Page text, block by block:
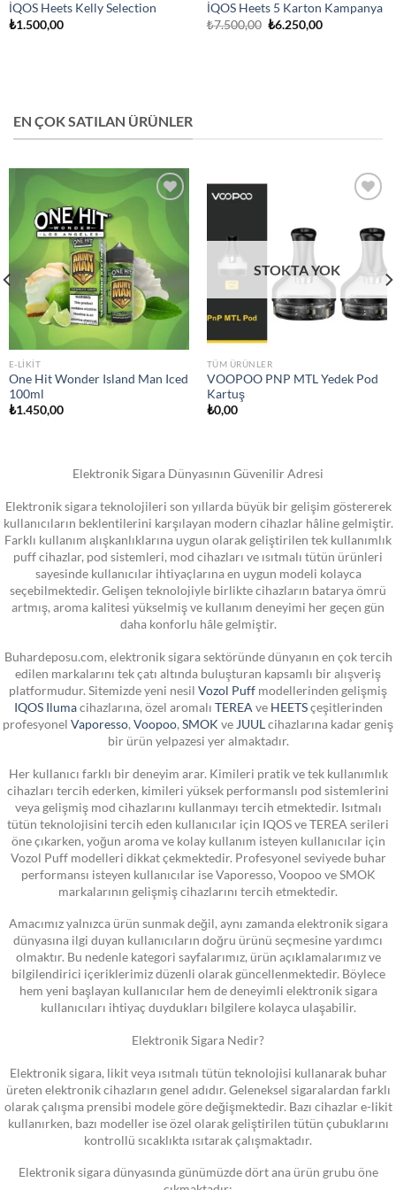
İQOS Heets Kelly Selection
₺1.500,00
İQOS Heets 5 Karton Kampanya
₺7.500,00 Orijinal
₺6.250,00Şu
EN ÇOK SATILAN ÜRÜNLER
wishlist
E-LIKIT
One Hit Wonder Island Man Iced
100ml
₺1.450,00
STOKTA YOK
TÜM ÜRÜNLER
VOOPOO PNP MTL Yedek Pod
Kartuş
₺0,00
Elektronik Sigara Dünyasının Güvenilir Adresi
Elektronik sigara teknolojileri son yıllarda büyük bir gelişim göstererek
kullanıcıların beklentilerini karşılayan modern cihazlar hâline gelmiştir.
Farklı kullanım alışkanlıklarına uygun olarak geliştirilen tek kullanımlık
puff cihazlar, pod sistemleri, mod cihazları ve ısıtmalı tütün ürünleri
sayesinde kullanıcılar ihtiyaçlarına en uygun modeli kolayca
seçebilmektedir. Gelişen teknolojiyle birlikte cihazların batarya ömrü
artmış, aroma kalitesi yükselmiş ve kullanım deneyimi her geçen gün
daha konforlu hâle gelmiştir.
Buhardeposu.com, elektronik sigara sektöründe dünyanın en çok tercih
edilen markalarını tek çatı altında buluşturan kapsamlı bir alışveriş
platformudur. Sitemizde yeni nesil Vozol Puff modellerinden gelişmiş
IQOS Ilumacihazlarına, özel aromalı TEREA ve HEETSçeşitlerinden
profesyonel Vaporesso Voopoo SMOK ve JUUL cihazlarına kadar geniş
bir ürün yelpazesi yer almaktadır.
Her kullanıcı farklı bir deneyim arar. Kimileri pratik ve tek kullanımlık
cihazları tercih ederken, kimileri yüksek performanslı pod sistemlerini
veya gelişmiş mod cihazlarını kullanmayı tercih etmektedir. Isıtmalı
tütün teknolojisini tercih eden kullanıcılar için IQOS ve TEREA serileri
öne çıkarken, yoğun aroma ve kolay kullanım isteyen kullanıcılar için
Vozol Puff modelleri dikkat çekmektedir. Profesyonel seviyede buhar
performansı isteyen kullanıcılar ise Vaporesso, Voopoo ve SMOK
markalarının gelişmiş cihazlarını tercih etmektedir.
Amacımız yalnızca ürün sunmak değil, aynı zamanda elektronik sigara
dünyasına ilgi duyan kullanıcıların doğru ürünü seçmesine yardımcı
olmaktır. Bu nedenle kategori sayfalarımız, ürün açıklamalarımız ve
bilgilendirici içeriklerimiz düzenli olarak güncellenmektedir. Böylece
hem yeni başlayan kullanıcılar hem de deneyimli elektronik sigara
kullanıcıları ihtiyaç duydukları bilgilere kolayca ulaşabilir.
Elektronik Sigara Nedir?
Elektronik sigara, likit veya ısıtmalı tütün teknolojisi kullanarak buhar
üreten elektronik cihazların genel adıdır. Geleneksel sigaralardan farklı
olarak çalışma prensibi modele göre değişmektedir. Bazı cihazlar e-likit
kullanırken, bazı modeller ise özel olarak geliştirilen tütün çubuklarını
kontrollü sıcaklıkta ısıtarak çalışmaktadır.
Elektronik sigara dünyasında günümüzde dört ana ürün grubu öne